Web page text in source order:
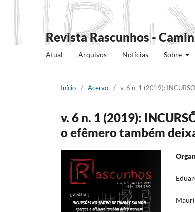
Revista Rascunhos -
Atual Arquivos Notícias Sobre
Início / Acervo / v. 6 n. 1 (2019):
v. 6 n. 1 (2019):
o efêmero também